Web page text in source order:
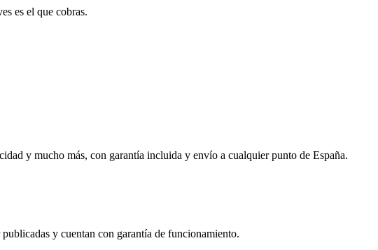
es el que cobras.
y mucho más, con garantía incluida y envío a cualquier punto de España.
y cuentan con garantía de funcionamiento.